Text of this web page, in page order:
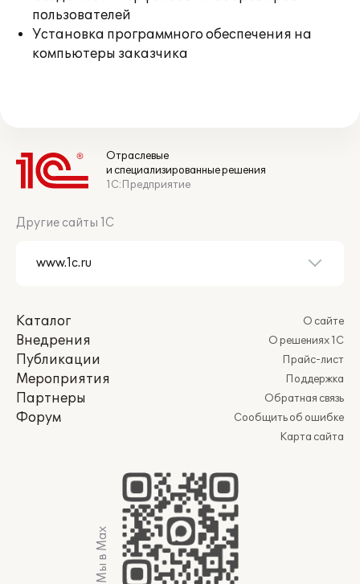
пользователей
Установка программного обеспечения на
компьютеры заказчика
Отраслевые
и специализированные решения
1С:Предприятие
Другие сайты 1С
Каталог
Внедрения
Публикации
Мероприятия
Партнеры
Форум
О сайте
О решениях 1С
Прайс-лист
Поддержка
Обратная связь
Сообщить об ошибке
Карта сайта
Мы в Max